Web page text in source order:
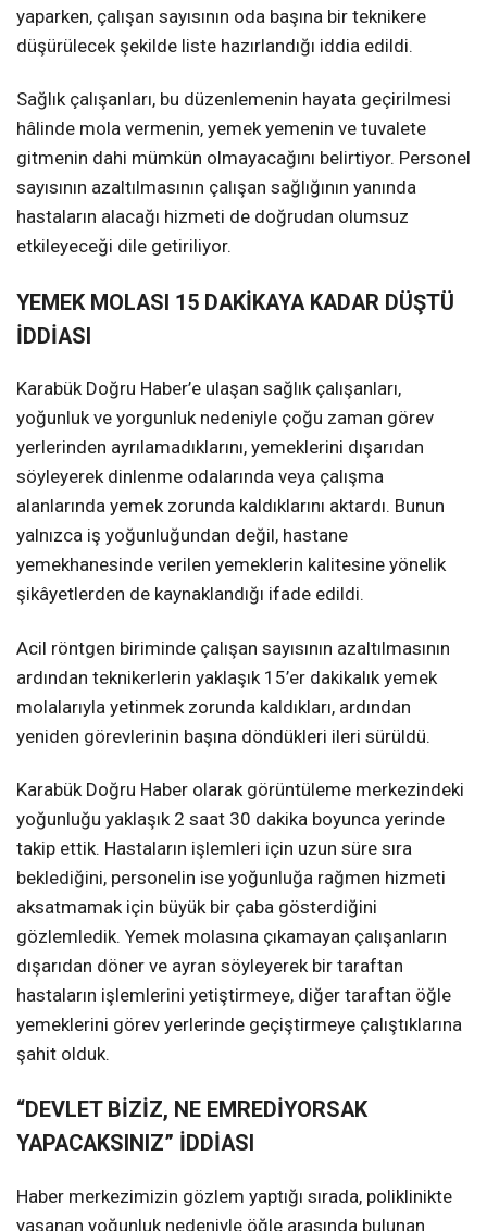
yaparken, çalışan sayısının oda başına bir teknikere
düşürülecek şekilde liste hazırlandığı iddia edildi.
Sağlık çalışanları, bu düzenlemenin hayata geçirilmesi
hâlinde mola vermenin, yemek yemenin ve tuvalete
gitmenin dahi mümkün olmayacağını belirtiyor. Personel
sayısının azaltılmasının çalışan sağlığının yanında
hastaların alacağı hizmeti de doğrudan olumsuz
etkileyeceği dile getiriliyor.
YEMEK MOLASI 15 DAKİKAYA KADAR DÜŞTÜ
İDDİASI
Karabük Doğru Haber’e ulaşan sağlık çalışanları,
yoğunluk ve yorgunluk nedeniyle çoğu zaman görev
yerlerinden ayrılamadıklarını, yemeklerini dışarıdan
söyleyerek dinlenme odalarında veya çalışma
alanlarında yemek zorunda kaldıklarını aktardı. Bunun
yalnızca iş yoğunluğundan değil, hastane
yemekhanesinde verilen yemeklerin kalitesine yönelik
şikâyetlerden de kaynaklandığı ifade edildi.
Acil röntgen biriminde çalışan sayısının azaltılmasının
ardından teknikerlerin yaklaşık 15’er dakikalık yemek
molalarıyla yetinmek zorunda kaldıkları, ardından
yeniden görevlerinin başına döndükleri ileri sürüldü.
Karabük Doğru Haber olarak görüntüleme merkezindeki
yoğunluğu yaklaşık 2 saat 30 dakika boyunca yerinde
takip ettik. Hastaların işlemleri için uzun süre sıra
beklediğini, personelin ise yoğunluğa rağmen hizmeti
aksatmamak için büyük bir çaba gösterdiğini
gözlemledik. Yemek molasına çıkamayan çalışanların
dışarıdan döner ve ayran söyleyerek bir taraftan
hastaların işlemlerini yetiştirmeye, diğer taraftan öğle
yemeklerini görev yerlerinde geçiştirmeye çalıştıklarına
şahit olduk.
“DEVLET BİZİZ, NE EMREDİYORSAK
YAPACAKSINIZ” İDDİASI
Haber merkezimizin gözlem yaptığı sırada, poliklinikte
yaşanan yoğunluk nedeniyle öğle arasında bulunan